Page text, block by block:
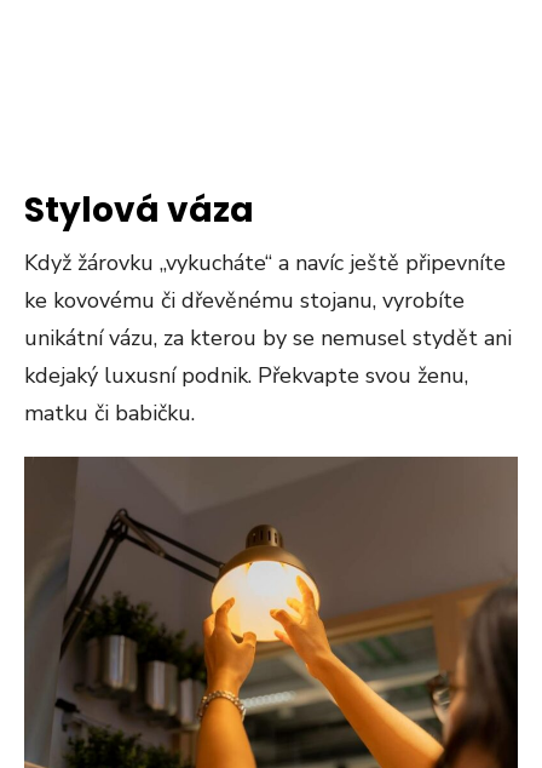
Stylová váza
Když žárovku „vykucháte“ a navíc ještě připevníte
ke kovovému či dřevěnému stojanu, vyrobíte
unikátní vázu, za kterou by se nemusel stydět ani
kdejaký luxusní podnik. Překvapte svou ženu,
matku či babičku.